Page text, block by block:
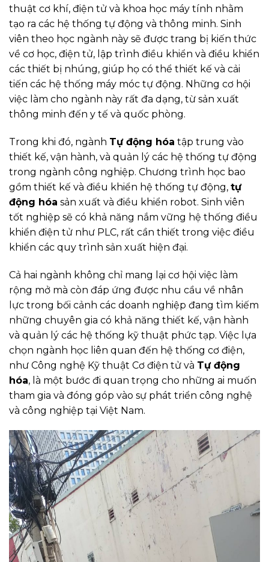
thuật cơ khí, điện tử và khoa học máy tính nhằm
tạo ra các hệ thống tự động và thông minh. Sinh
viên theo học ngành này sẽ được trang bị kiến thức
về cơ học, điện tử, lập trình điều khiển và điều khiển
các thiết bị nhúng, giúp họ có thể thiết kế và cải
tiến các hệ thống máy móc tự động. Những cơ hội
việc làm cho ngành này rất đa dạng, từ sản xuất
thông minh đến y tế và quốc phòng.
Trong khi đó, ngành Tự động hóa tập trung vào
thiết kế, vận hành, và quản lý các hệ thống tự động
trong ngành công nghiệp. Chương trình học bao
gồm thiết kế và điều khiển hệ thống tự động, tự
động hóa sản xuất và điều khiển robot. Sinh viên
tốt nghiệp sẽ có khả năng nắm vững hệ thống điều
khiển điện tử như PLC, rất cần thiết trong việc điều
khiển các quy trình sản xuất hiện đại.
Cả hai ngành không chỉ mang lại cơ hội việc làm
rộng mở mà còn đáp ứng được nhu cầu về nhân
lực trong bối cảnh các doanh nghiệp đang tìm kiếm
những chuyên gia có khả năng thiết kế, vận hành
và quản lý các hệ thống kỹ thuật phức tạp. Việc lựa
chọn ngành học liên quan đến hệ thống cơ điện,
như Công nghệ Kỹ thuật Cơ điện tử và Tự động
hóa, là một bước đi quan trọng cho những ai muốn
tham gia và đóng góp vào sự phát triển công nghệ
và công nghiệp tại Việt Nam.